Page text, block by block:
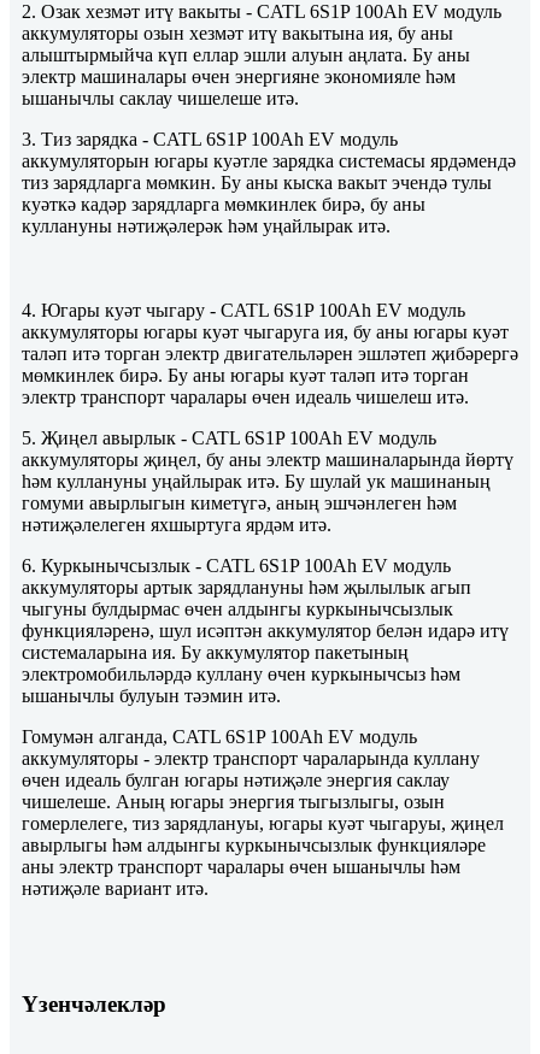
2. Озак хезмәт итү вакыты - CATL 6S1P 100Ah EV модуль
аккумуляторы озын хезмәт итү вакытына ия, бу аны
алыштырмыйча күп еллар эшли алуын аңлата. Бу аны
электр машиналары өчен энергияне экономияле һәм
ышанычлы саклау чишелеше итә.
3. Тиз зарядка - CATL 6S1P 100Ah EV модуль
аккумуляторын югары куәтле зарядка системасы ярдәмендә
тиз зарядларга мөмкин. Бу аны кыска вакыт эчендә тулы
куәткә кадәр зарядларга мөмкинлек бирә, бу аны
куллануны нәтиҗәлерәк һәм уңайлырак итә.
4. Югары куәт чыгару - CATL 6S1P 100Ah EV модуль
аккумуляторы югары куәт чыгаруга ия, бу аны югары куәт
таләп итә торган электр двигательләрен эшләтеп җибәрергә
мөмкинлек бирә. Бу аны югары куәт таләп итә торган
электр транспорт чаралары өчен идеаль чишелеш итә.
5. Җиңел авырлык - CATL 6S1P 100Ah EV модуль
аккумуляторы җиңел, бу аны электр машиналарында йөртү
һәм куллануны уңайлырак итә. Бу шулай ук ​​машинаның
гомуми авырлыгын киметүгә, аның эшчәнлеген һәм
нәтиҗәлелеген яхшыртуга ярдәм итә.
6. Куркынычсызлык - CATL 6S1P 100Ah EV модуль
аккумуляторы артык зарядлануны һәм җылылык агып
чыгуны булдырмас өчен алдынгы куркынычсызлык
функцияләренә, шул исәптән аккумулятор белән идарә итү
системаларына ия. Бу аккумулятор пакетының
электромобильләрдә куллану өчен куркынычсыз һәм
ышанычлы булуын тәэмин итә.
Гомумән алганда, CATL 6S1P 100Ah EV модуль
аккумуляторы - электр транспорт чараларында куллану
өчен идеаль булган югары нәтиҗәле энергия саклау
чишелеше. Аның югары энергия тыгызлыгы, озын
гомерлелеге, тиз зарядлануы, югары куәт чыгаруы, җиңел
авырлыгы һәм алдынгы куркынычсызлык функцияләре
аны электр транспорт чаралары өчен ышанычлы һәм
нәтиҗәле вариант итә.
Үзенчәлекләр